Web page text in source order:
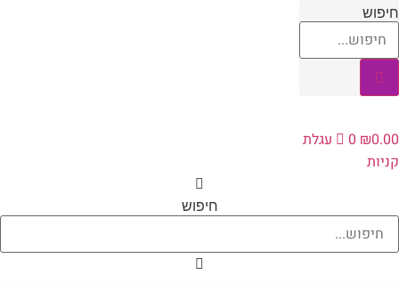
דלג
לתוכן
חיפוש
₪0.00
0
עגלת
קניות
חיפוש